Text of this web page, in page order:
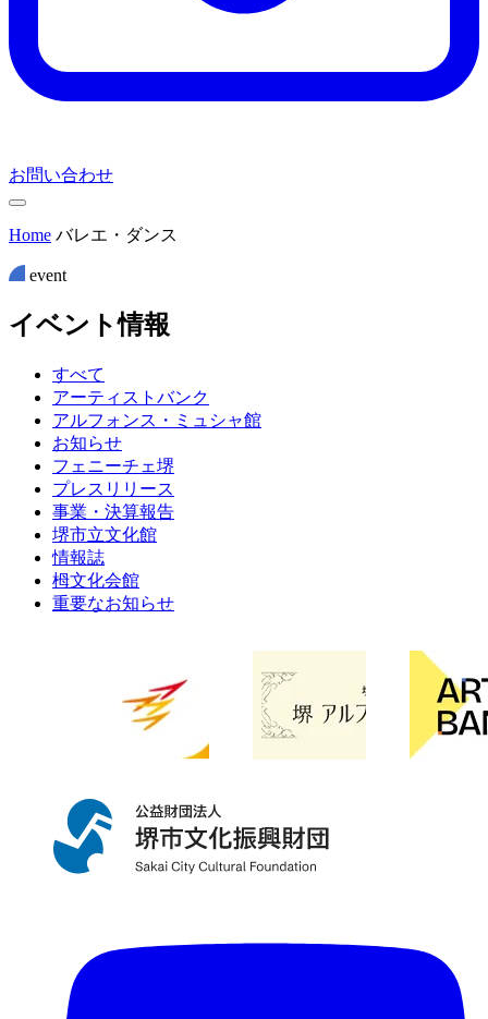
お問い合わせ
Home バレエ・ダンス
event
イベン ト情報
すべて
アーティストバンク
アルフォンス・ミュシャ館
お知らせ
フェニーチェ堺
プレスリリース
事業・決算報告
堺市立文化館
情報誌
栂文化会館
重要なお知らせ